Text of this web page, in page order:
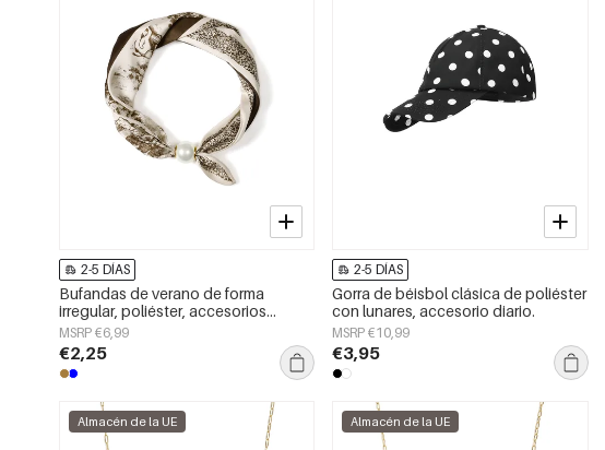
2-5 DÍAS
Bufandas de verano de forma
irregular, poliéster, accesorios
diarios
MSRP €6,99
€2,25
2-5 DÍAS
Gorra de béisbol clásica de poliéster
con lunares, accesorio diario.
MSRP €10,99
€3,95
Almacén de la UE Almacén de la UE